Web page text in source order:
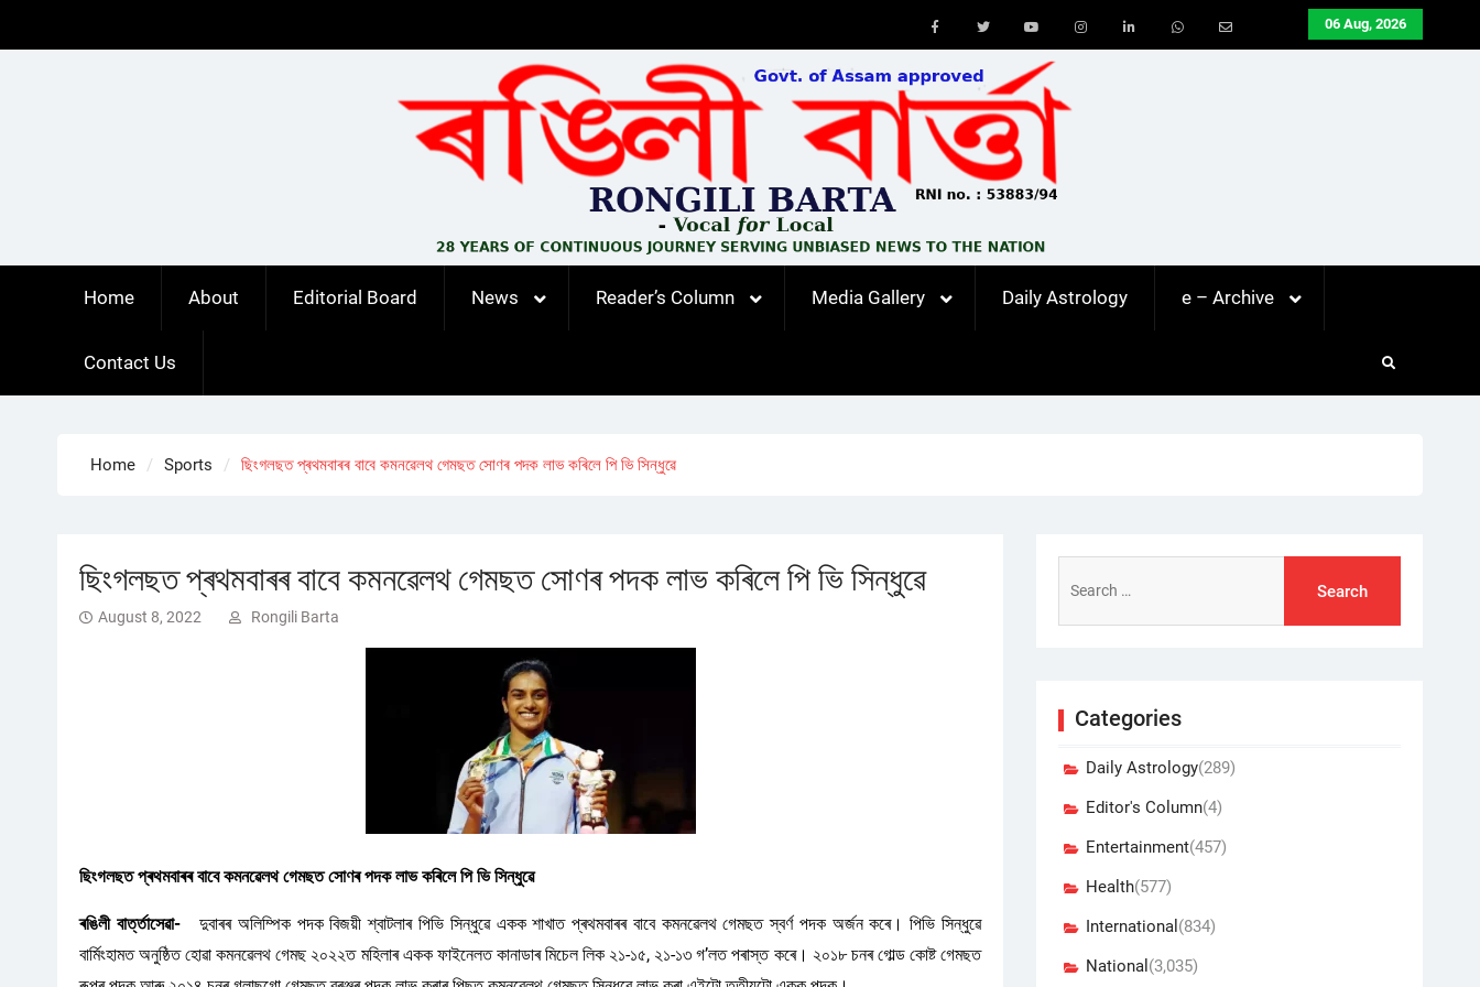
06 Aug, 2026
Youtube
Home About Editorial Board News Reader’s Column Media Gallery Daily Astrology e – Archive
Contact Us
Home Sports ছিংগলছত প্ৰথমবাৰৰ বাবে কমনৱেলথ গেমছত সোণৰ পদক লাভ কৰিলে পি ভি সিন্ধুৱে
ছিংগলছত প্ৰথমবাৰৰ বাবে কমনৱেলথ গেমছত সোণৰ পদক লাভ কৰিলে পি ভি সিন্ধুৱে
August 8, 2022 Rongili Barta
ছিংগলছত প্ৰথমবাৰৰ বাবে কমনৱেলথ গেমছত সোণৰ পদক লাভ কৰিলে পি ভি সিন্ধুৱে
ৰঙিলী বাৰ্ত্তাসেৱা-দুবাৰৰ অলিম্পিক পদক বিজয়ী শ্বাটলাৰ পিভি সিন্ধুৱে একক শাখাত প্ৰথমবাৰৰ বাবে কমনৱেলথ গেমছত স্বৰ্ণ পদক অৰ্জন কৰে। পিভি সিন্ধুৱে
বাৰ্মিংহামত অনুষ্ঠিত হোৱা কমনৱেলথ গেমছ ২০২২ত মহিলাৰ একক ফাইনেলত কানাডাৰ মিচেল লিক ২১-১৫, ২১-১৩ গ’লত পৰাস্ত কৰে। ২০১৮ চনৰ গোল্ড কোষ্ট গেমছত
for:
Categories
Daily Astrology(289)
Editor's Column(4)
Entertainment(457)
Health(577)
International (834)
National (3,035)